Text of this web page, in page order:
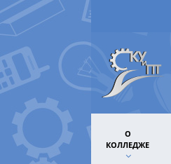
О
КОЛЛЕДЖЕ